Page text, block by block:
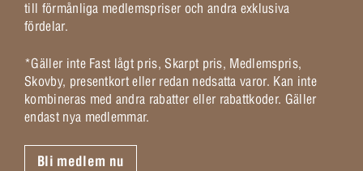
till förmånliga medlemspriser och andra exklusiva
fördelar.
*Gäller inte Fast lågt pris, Skarpt pris, Medlemspris,
Skovby, presentkort eller redan nedsatta varor. Kan inte
kombineras med andra rabatter eller rabattkoder. Gäller
endast nya medlemmar.
Bli medlem nu